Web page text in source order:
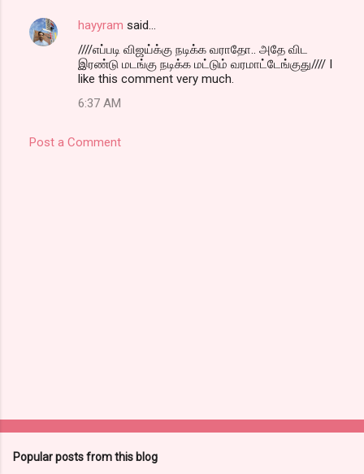
hayyram said…
////எப்படி விஜய்க்கு நடிக்க வராதோ.. அதே விட
இரண்டு மடங்கு நடிக்க மட்டும் வரமாட்டேங்குது//// I
like this comment very much.
6:37 AM
Post a Comment
Popular posts from this blog